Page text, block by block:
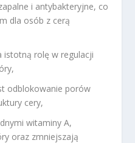
i antybakteryjne, co
dla osób z cerą
istotną rolę w regulacji
odblokowanie porów
cery,
witaminy A,
oraz zmniejszają